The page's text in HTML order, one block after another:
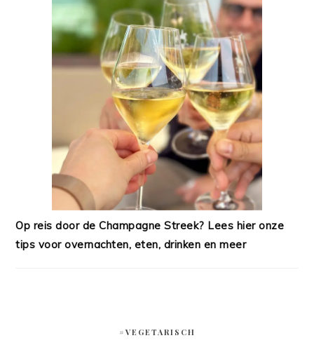
Op reis door de Champagne Streek? Lees hier onze
tips voor overnachten, eten, drinken en meer
#VEGETARISCH